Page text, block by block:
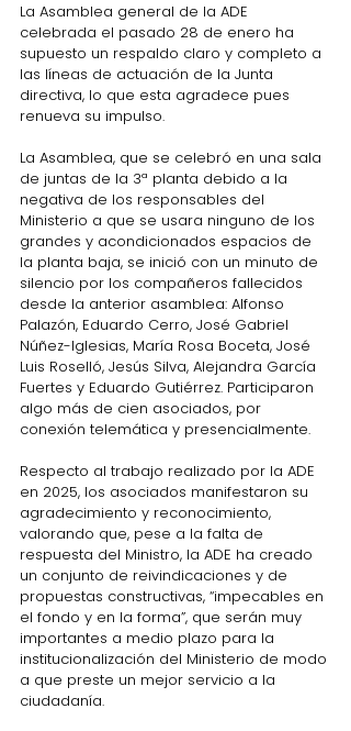
La Asamblea general de la ADE
celebrada el pasado 28 de enero ha
supuesto un respaldo claro y completo a
las líneas de actuación de la Junta
directiva, lo que esta agradece pues
renueva su impulso.
La Asamblea, que se celebró en una sala
de juntas de la 3ª planta debido a la
negativa de los responsables del
Ministerio a que se usara ninguno de los
grandes y acondicionados espacios de
la planta baja, se inició con un minuto de
silencio por los compañeros fallecidos
desde la anterior asamblea: Alfonso
Palazón, Eduardo Cerro, José Gabriel
Núñez-Iglesias, María Rosa Boceta, José
Luis Roselló, Jesús Silva, Alejandra García
Fuertes y Eduardo Gutiérrez. Participaron
algo más de cien asociados, por
conexión telemática y presencialmente.
Respecto al trabajo realizado por la ADE
en 2025, los asociados manifestaron su
agradecimiento y reconocimiento,
valorando que, pese a la falta de
respuesta del Ministro, la ADE ha creado
un conjunto de reivindicaciones y de
propuestas constructivas, “impecables en
el fondo y en la forma”, que serán muy
importantes a medio plazo para la
institucionalización del Ministerio de modo
a que preste un mejor servicio a la
ciudadanía.